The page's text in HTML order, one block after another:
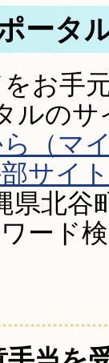
ータ
お手
ルの
（マ
サイ
県北
ード